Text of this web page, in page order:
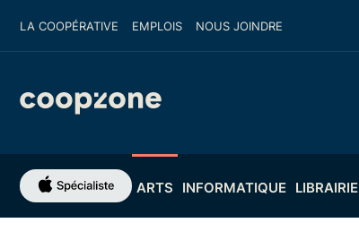
LA COOPÉRATIVE EMPLOIS NOUS JOINDRE
ARTS INFORMATIQUE LIBRAIRIE